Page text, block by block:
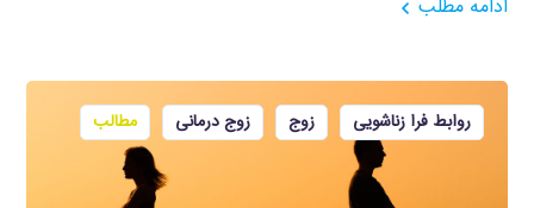
ادامه مطلب
روابط فرا زناشویی زوج زوج درمانی مطالب